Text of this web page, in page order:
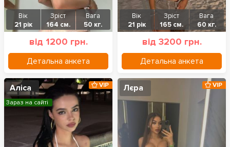
Вік
21 рік
Зріст
164 см.
Вага
50 кг.
від 1200 грн.
Детальна анкета
Вік
21 рік
Зріст
165 см.
Вага
60 кг.
від 3200 грн.
Детальна анкета
Аліса VIP
Зараз на сайті
Лєра VIP